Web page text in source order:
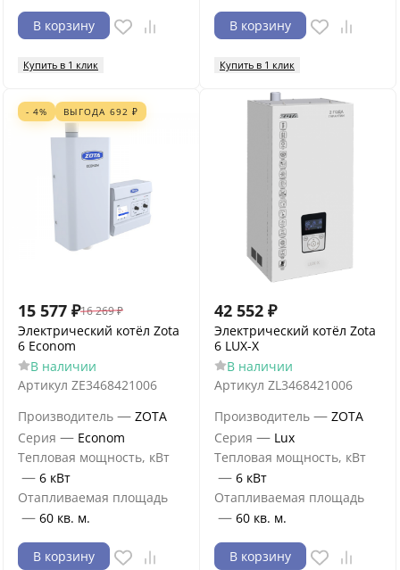
В корзину
Купить в 1 клик
В корзину
Купить в 1 клик
- 4% ВЫГОДА 692 ₽
15 577 ₽16 269 ₽
Электрический котёл Zota
6 Econom
В наличии
Артикул ZE3468421006
Производитель — ZOTA
Серия — Econom
Тепловая мощность, кВт
— 6 кВт
Отапливаемая площадь
— 60 кв. м.
В корзину
42 552 ₽
Электрический котёл Zota
6 LUX-X
В наличии
Артикул ZL3468421006
Производитель — ZOTA
Серия — Lux
Тепловая мощность, кВт
— 6 кВт
Отапливаемая площадь
— 60 кв. м.
В корзину